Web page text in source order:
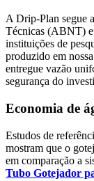
A Drip-Plan segue
Técnicas (ABNT) e
instituições de
produzido em nossa
entregue vazão
segurança do
Economia de
Estudos de
mostram que o
em comparação a
Tubo Gotejador